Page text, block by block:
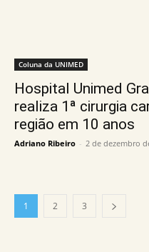
Coluna da UNIMED
Hospital Unimed
realiza 1ª cirurgia
região em 10 anos
Adriano Ribeiro - 2 de dezembro
1 2 3